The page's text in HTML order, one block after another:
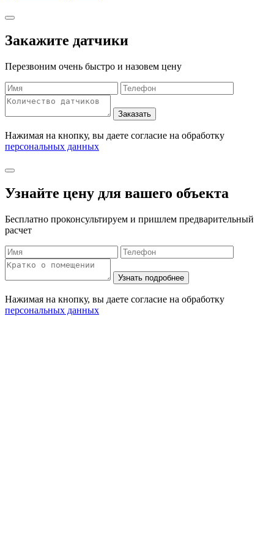
Закажите датчики
Перезвоним очень быстро и назовем цену
Нажимая на кнопку, вы даете согласие на обработку
персональных данных
Узнайте цену для вашего объекта
Бесплатно проконсультируем и пришлем предварительный
расчет
Нажимая на кнопку, вы даете согласие на обработку
персональных данных